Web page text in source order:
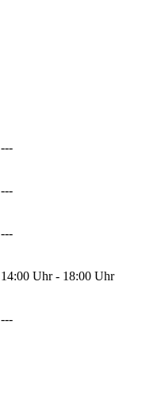
---
---
---
14:00 Uhr - 18:00 Uhr
---